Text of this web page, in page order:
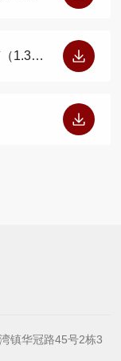
版）
镇华冠路45号2栋3